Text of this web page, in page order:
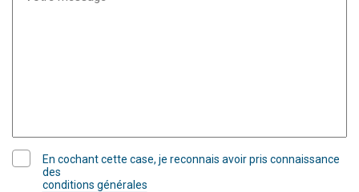
En cochant cette case, je reconnais avoir pris connaissance
des
conditions générales